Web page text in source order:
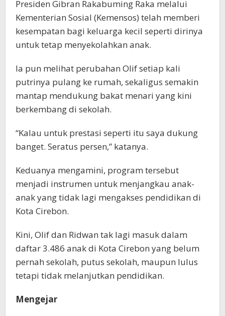
Presiden Gibran Rakabuming Raka melalui
Kementerian Sosial (Kemensos) telah memberi
kesempatan bagi keluarga kecil seperti dirinya
untuk tetap menyekolahkan anak.
Ia pun melihat perubahan Olif setiap kali
putrinya pulang ke rumah, sekaligus semakin
mantap mendukung bakat menari yang kini
berkembang di sekolah.
“Kalau untuk prestasi seperti itu saya dukung
banget. Seratus persen,” katanya.
Keduanya mengamini, program tersebut
menjadi instrumen untuk menjangkau anak-
anak yang tidak lagi mengakses pendidikan di
Kota Cirebon.
Kini, Olif dan Ridwan tak lagi masuk dalam
daftar 3.486 anak di Kota Cirebon yang belum
pernah sekolah, putus sekolah, maupun lulus
tetapi tidak melanjutkan pendidikan.
Mengejar